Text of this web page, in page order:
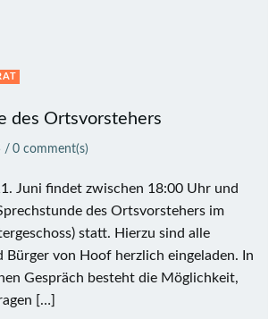
des Ortsvorstehers
/ 0 comment(s)
Juni findet zwischen 18:00 Uhr und
des Ortsvorstehers im
statt. Hierzu sind alle
Bürger von Hoof herzlich eingeladen. In
Gespräch besteht die Möglichkeit,
[…]